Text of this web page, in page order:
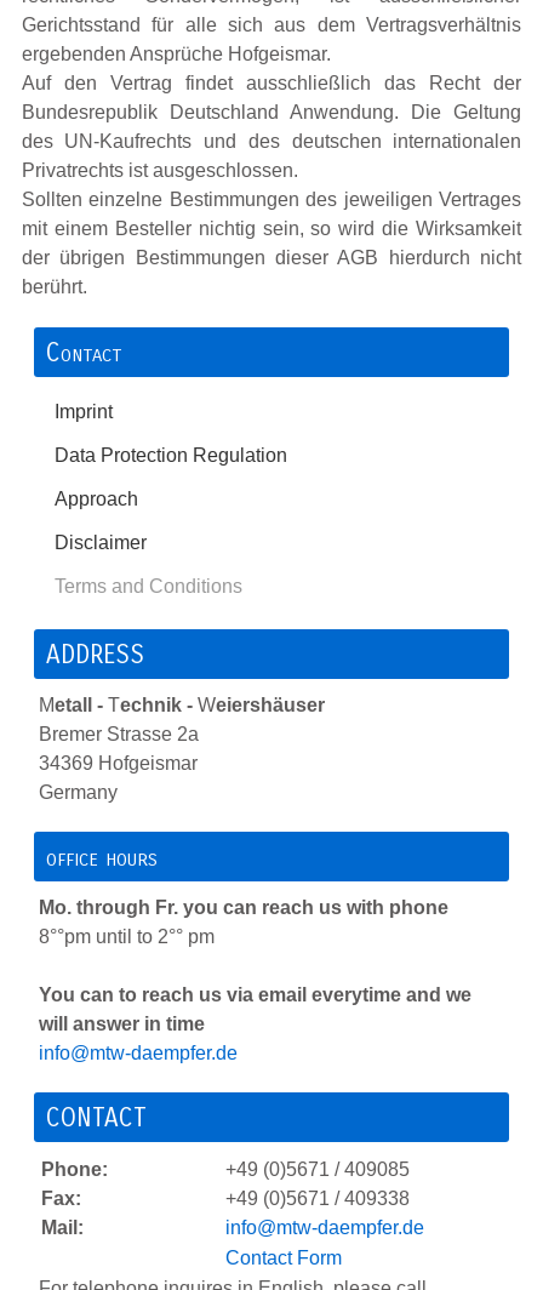
Gerichtsstand für alle sich aus dem Vertragsverhältnis
ergebenden Ansprüche Hofgeismar.
Auf den Vertrag findet ausschließlich das Recht der
Bundesrepublik Deutschland Anwendung. Die Geltung
des UN-Kaufrechts und des deutschen internationalen
Privatrechts ist ausgeschlossen.
Sollten einzelne Bestimmungen des jeweiligen Vertrages
mit einem Besteller nichtig sein, so wird die Wirksamkeit
der übrigen Bestimmungen dieser AGB hierdurch nicht
berührt.
Contact
Imprint
Data Protection Regulation
Approach
Disclaimer
Terms and Conditions
ADDRESS
Metall - Technik - Weiershäuser
Bremer Strasse 2a
34369 Hofgeismar
Germany
office hours
Mo. through Fr. you can reach us with phone
8°°pm until to 2°° pm
You can to reach us via email everytime and we
will answer in time
info@mtw-daempfer.de
CONTACT
Phone:
+49 (0)5671 / 409085
Fax:
+49 (0)5671 / 409338
Mail:
info@mtw-daempfer.de
Contact Form